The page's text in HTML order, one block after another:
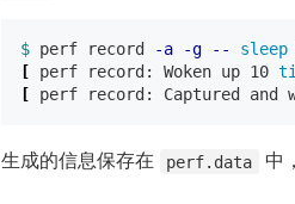
$ perf record -a -g -- sleep
[ perf record: Woken up 10
[ perf record: Captured and
生成的信息保存在 perf.data 中